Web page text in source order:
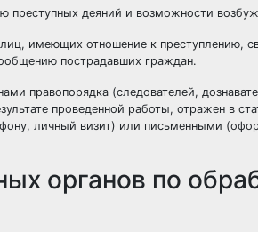
преступных деяний и возможности
имеющих отношение к преступлению,
пострадавших граждан.
правопорядка (следователей,
проведенной работы, отражен в
личный визит) или письменными
органов по